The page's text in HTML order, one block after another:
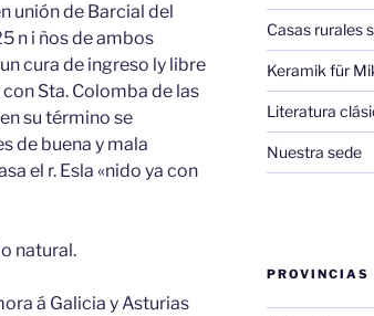
unión de Barcial del
n i ños de ambos
cura de ingreso ly libre
Sta. Colomba de las
su término se
de buena y mala
el r. Esla «nido ya con
natural.
á Galicia y Asturias
Casas rurales
Keramik für
Literatura
Nuestra sede
PROVINCIAS